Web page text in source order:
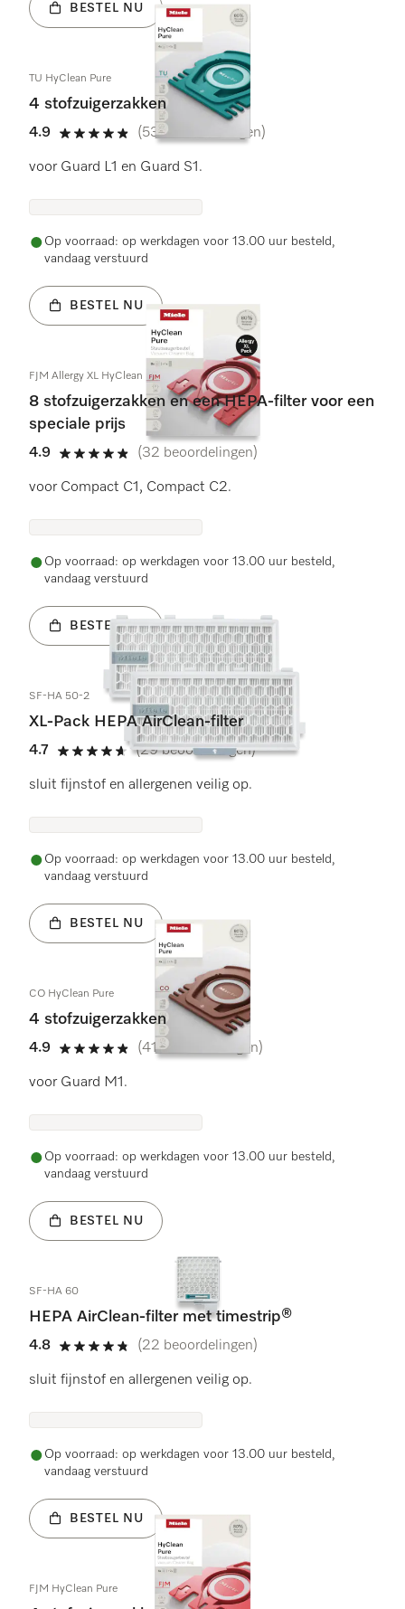
BESTEL NU
TU HyClean Pure
4 stofzuigerzakken
4.9
4.9 sterren op 5
(538 beoordelingen)
voor Guard L1 en Guard S1.
Op voorraad: op werkdagen voor 13.00 uur besteld,
vandaag verstuurd
BESTEL NU
FJM Allergy XL HyClean Pure
8 stofzuigerzakken en een HEPA-filter voor een
speciale prijs
4.9
4.9 sterren op 5
(32 beoordelingen)
voor Compact C1, Compact C2.
Op voorraad: op werkdagen voor 13.00 uur besteld,
vandaag verstuurd
BESTEL NU
SF-HA 50-2
XL-Pack HEPA AirClean-filter
4.7
4.7 sterren op 5
(29 beoordelingen)
sluit fijnstof en allergenen veilig op.
Op voorraad: op werkdagen voor 13.00 uur besteld,
vandaag verstuurd
BESTEL NU
CO HyClean Pure
4 stofzuigerzakken
4.9
4.9 sterren op 5
(417 beoordelingen)
voor Guard M1.
Op voorraad: op werkdagen voor 13.00 uur besteld,
vandaag verstuurd
BESTEL NU
SF-HA 60
HEPA AirClean-filter met timestrip®
4.8
4.8 sterren op 5
(22 beoordelingen)
sluit fijnstof en allergenen veilig op.
Op voorraad: op werkdagen voor 13.00 uur besteld,
vandaag verstuurd
BESTEL NU
FJM HyClean Pure